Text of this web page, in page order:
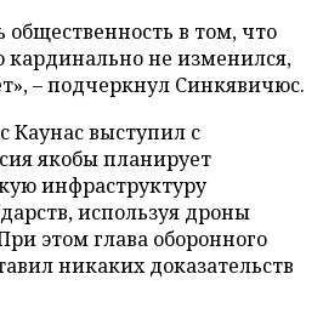
общественность в том, что
кардинально не изменился,
– подчеркнул Синкявичюс.
Каунас выступил с
якобы планирует
инфраструктуру
используя дроны
этом глава оборонного
никаких доказательств